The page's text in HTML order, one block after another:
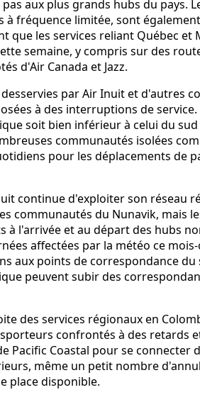
aux plus grands hubs du pays.
fréquence limitée, sont
que les services reliant Québec et
semaine, y compris sur des
d'Air Canada et Jazz.
par Air Inuit et d'autres
à des interruptions de
soit bien inférieur à celui du
communautés isolées
pour les déplacements de
continue d'exploiter son réseau
communautés du Nunavik, mais
à l'arrivée et au départ des hubs
affectées par la météo ce mois-
aux points de correspondance du
peuvent subir des
des services régionaux en
confrontés à des retards
Pacific Coastal pour se connecter
même un petit nombre
place disponible.